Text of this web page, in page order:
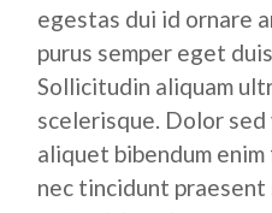
egestas dui id ornare
purus semper eget
Sollicitudin aliquam
scelerisque. Dolor sed
aliquet bibendum
nec tincidunt